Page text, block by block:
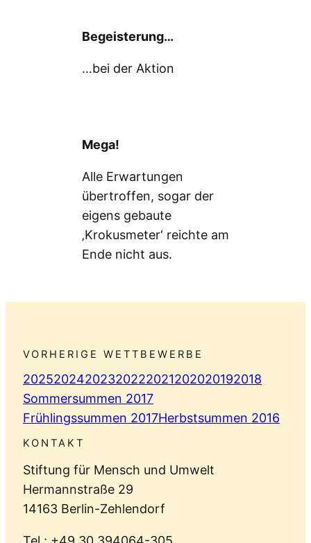
Begeisterung…
…bei der Aktion
Mega!
Alle Erwartungen
übertroffen, sogar der
eigens gebaute
‚Krokusmeter‘ reichte am
Ende nicht aus.
VORHERIGE WETTBEWERBE
20252024202320222021202020192018
Sommersummen 2017
Frühlingssummen 2017Herbstsummen 2016
KONTAKT
Stiftung für Mensch und Umwelt
Hermannstraße 29
14163 Berlin-Zehlendorf